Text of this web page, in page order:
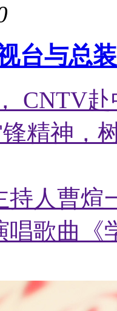
台与总
CNTV
精神，
持人曹煊
唱歌曲《
戏主持